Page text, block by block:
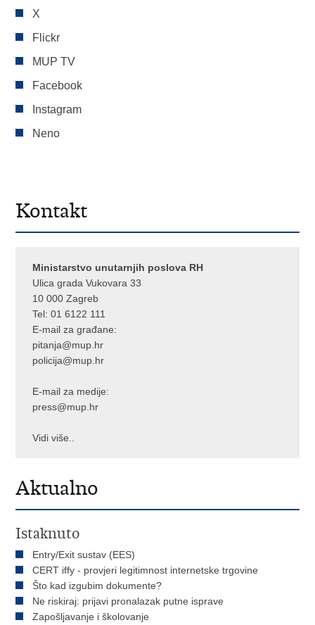
X
Flickr
MUP TV
Facebook
Instagram
Neno
Kontakt
Ministarstvo unutarnjih poslova RH
Ulica grada Vukovara 33
10 000 Zagreb
Tel:01 6122 111
E-mail za građane:
pitanja@mup.hr
policija@mup.hr
E-mail za medije:
press@mup.hr
Vidi više..
Aktualno
Istaknuto
Entry/Exit sustav (EES)
CERT iffy - provjeri legitimnost internetske trgovine
Što kad izgubim dokumente?
Ne riskiraj: prijavi pronalazak putne isprave
Zapošljavanje i školovanje